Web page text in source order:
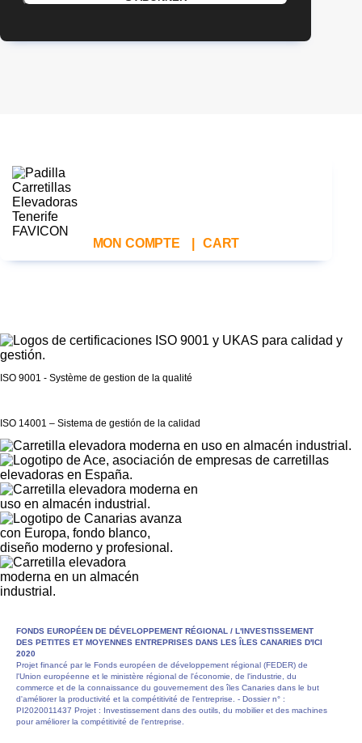
MON COMPTE CART
ISO 9001 - Système de gestion de la qualité
ISO 14001 – Sistema de gestión de la calidad
FONDS EUROPÉEN DE DÉVELOPPEMENT RÉGIONAL / L'INVESTISSEMENT
DES PETITES ET MOYENNES ENTREPRISES DANS LES ÎLES CANARIES D'ICI
2020
Projet financé par le Fonds européen de développement régional (FEDER) de
l'Union européenne et le ministère régional de l'économie, de l'industrie, du
commerce et de la connaissance du gouvernement des îles Canaries dans le but
d'améliorer la productivité et la compétitivité de l'entreprise. - Dossier n° :
PI2020011437 Projet : Investissement dans des outils, du mobilier et des machines
pour améliorer la compétitivité de l'entreprise.